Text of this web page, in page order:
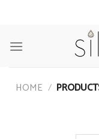
HOME /